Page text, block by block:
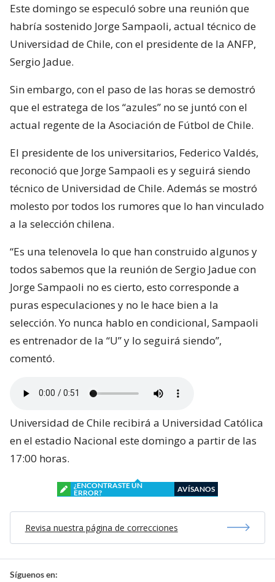
Este domingo se especuló sobre una reunión que
habría sostenido Jorge Sampaoli, actual técnico de
Universidad de Chile, con el presidente de la ANFP,
Sergio Jadue.
Sin embargo, con el paso de las horas se demostró
que el estratega de los “azules” no se juntó con el
actual regente de la Asociación de Fútbol de Chile.
El presidente de los universitarios, Federico Valdés,
reconoció que Jorge Sampaoli es y seguirá siendo
técnico de Universidad de Chile. Además se mostró
molesto por todos los rumores que lo han vinculado
a la selección chilena.
“Es una telenovela lo que han construido algunos y
todos sabemos que la reunión de Sergio Jadue con
Jorge Sampaoli no es cierto, esto corresponde a
puras especulaciones y no le hace bien a la
selección. Yo nunca hablo en condicional, Sampaoli
es entrenador de la “U” y lo seguirá siendo”,
comentó.
Universidad de Chile recibirá a Universidad Católica
en el estadio Nacional este domingo a partir de las
17:00 horas.
¿ENCONTRASTE UN
ERROR?
AVÍSANOS
Revisa nuestra página de correcciones
Síguenos en: